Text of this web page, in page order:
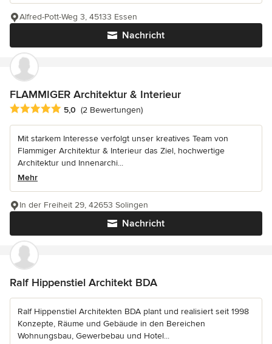
Nachricht
Alfred-Pott-Weg 3, 45133 Essen
FLAMMIGER Architektur & Interieur
Durchschnittliche Bewertung: 5 von 5 Sternen
5,0 (2 Bewertungen)
Mit starkem Interesse verfolgt unser kreatives Team von
Flammiger Architektur & Interieur das Ziel, hochwertige
Architektur und Innenarchi...
Mehr
Nachricht
In der Freiheit 29, 42653 Solingen
Ralf Hippenstiel Architekt BDA
Ralf Hippenstiel Architekten BDA plant und realisiert seit 1998
Konzepte, Räume und Gebäude in den Bereichen
Wohnungsbau, Gewerbebau und Hotel...